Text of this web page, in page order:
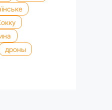
дроны